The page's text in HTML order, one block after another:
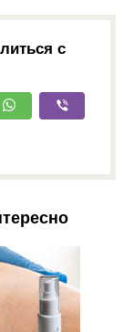
с